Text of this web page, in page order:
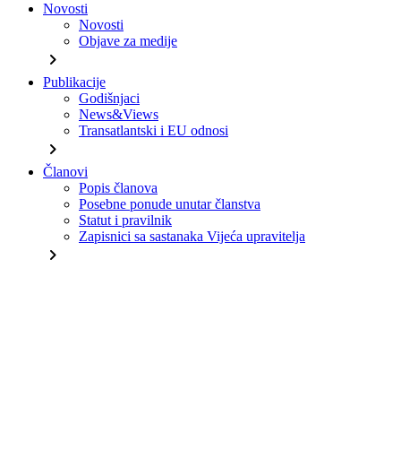
Novosti
Novosti
Objave za medije
chevron_right
Publikacije
Godišnjaci
News&Views
Transatlantski i EU odnosi
chevron_right
Članovi
Popis članova
Posebne ponude unutar članstva
Statut i pravilnik
Zapisnici sa sastanaka Vijeća upravitelja
chevron_right